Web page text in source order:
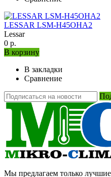
LESSAR LSM-H45OHA2
Lessar
0 р.
В корзину
В закладки
Сравнение
Мы предлагаем только